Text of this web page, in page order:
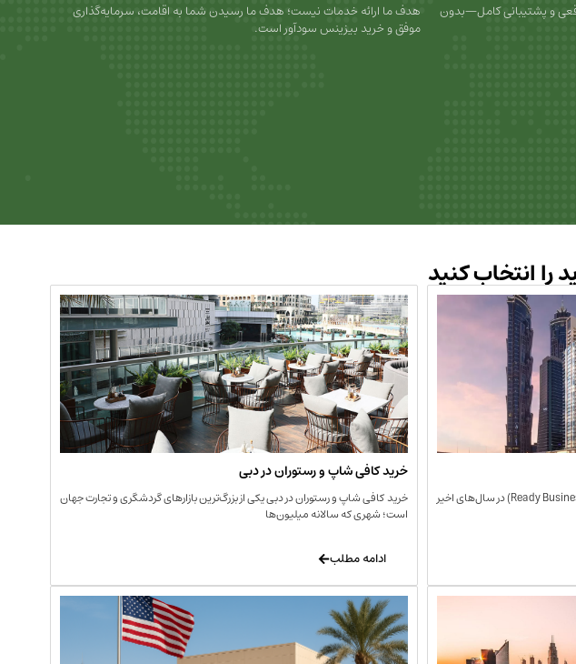
و پشتیبانی کامل—بدون
هدف ما ارائه خدمات نیست؛ هدف ما رسیدن شما به اقامت، سرمایه‌گذاری
موفق و خرید بیزینس سودآور است.
انتخاب کنید
خرید بیزینس آماده در دبی (Ready Business for Sale in Dubai) در سال‌های اخیر
خرید کافی‌ شاپ و رستوران در دبی
خرید کافی‌ شاپ و رستوران در دبی یکی از بزرگ‌ترین بازارهای گردشگری و تجارت جهان
است؛ شهری که سالانه میلیون‌ها
ادامه مطلب